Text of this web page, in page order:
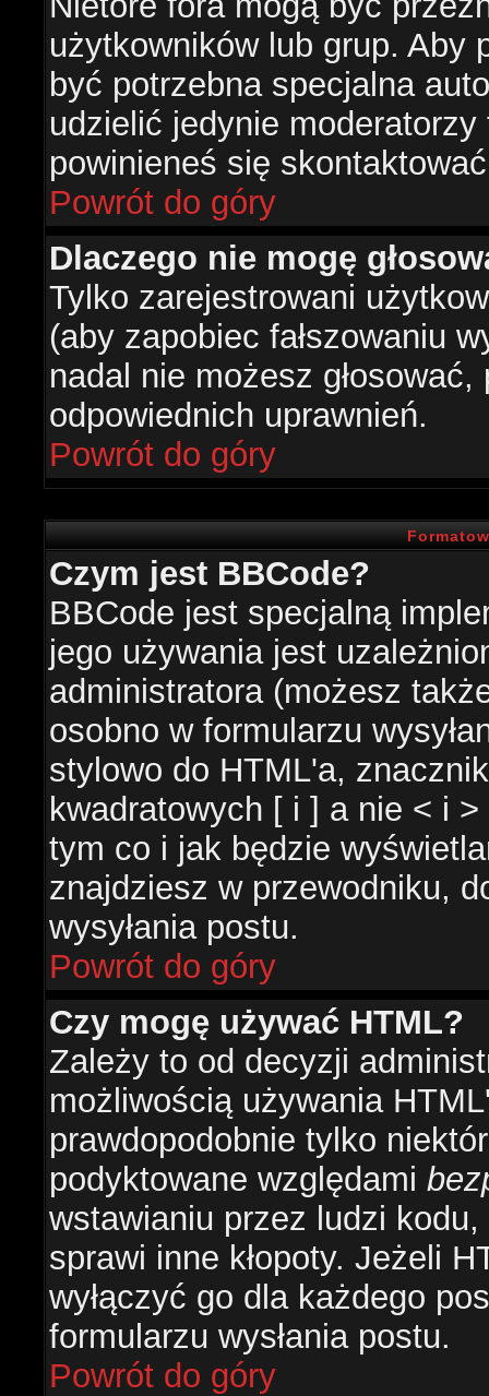
użytkowników lub grup. Aby
być potrzebna specjalna
udzielić jedynie
powinieneś się
Powrót do góry
Dlaczego nie mogę
Tylko zarejestrowani
(aby zapobiec fałszowaniu
nadal nie możesz
odpowiednich uprawnień.
Powrót do góry
Czym jest BBCode?
BBCode jest specjalną
jego używania jest
administratora (możesz
osobno w formularzu
stylowo do HTML'a,
kwadratowych [ i ] a nie < i
tym co i jak będzie
znajdziesz w przewodniku,
wysyłania postu.
Powrót do góry
Czy mogę używać HTML?
Zależy to od decyzji
możliwością używania
prawdopodobnie tylko
podyktowane względami
wstawianiu przez ludzi
sprawi inne kłopoty. Jeżeli
wyłączyć go dla każdego
formularzu wysłania postu.
Powrót do góry